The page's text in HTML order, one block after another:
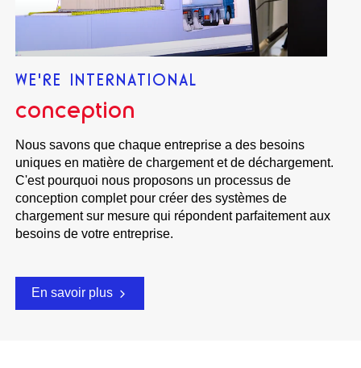
WE'RE INTERNATIONAL
conception
Nous savons que chaque entreprise a des besoins
uniques en matière de chargement et de déchargement.
C'est pourquoi nous proposons un processus de
conception complet pour créer des systèmes de
chargement sur mesure qui répondent parfaitement aux
besoins de votre entreprise.
En savoir plus